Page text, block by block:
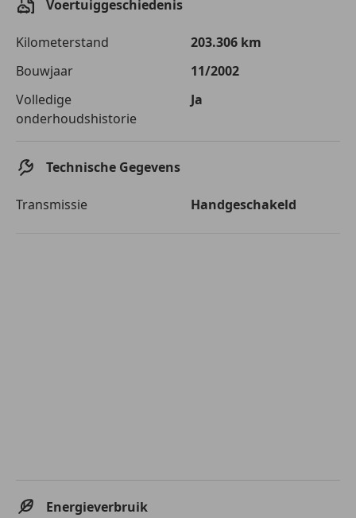
Voertuiggeschiedenis
Kilometerstand
203.306 km
Bouwjaar
11/2002
Volledige
onderhoudshistorie
Ja
Technische Gegevens
Transmissie Handgeschakeld
Energieverbruik